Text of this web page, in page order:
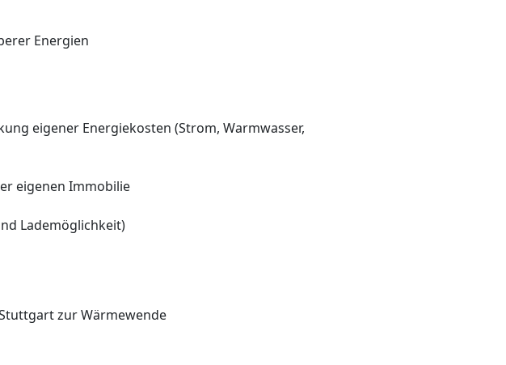
Energien
eigener Energiekosten (Strom, Warmwasser,
eigenen Immobilie
Lademöglichkeit)
zur Wärmewende